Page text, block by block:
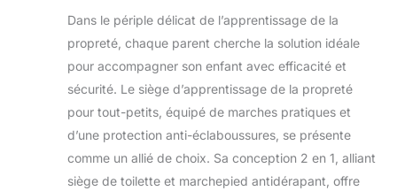
Dans le périple délicat de l’apprentissage de la
propreté, chaque parent cherche la solution idéale
pour accompagner son enfant avec efficacité et
sécurité. Le siège d’apprentissage de la propreté
pour tout-petits, équipé de marches pratiques et
d’une protection anti-éclaboussures, se présente
comme un allié de choix. Sa conception 2 en 1, alliant
siège de toilette et marchepied antidérapant, offre